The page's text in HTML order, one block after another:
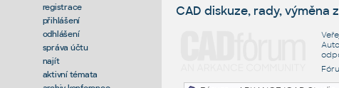
registrace
přihlášení
odhlášení
správa účtu
najít
aktivní témata
CAD diskuze, rady, výměna